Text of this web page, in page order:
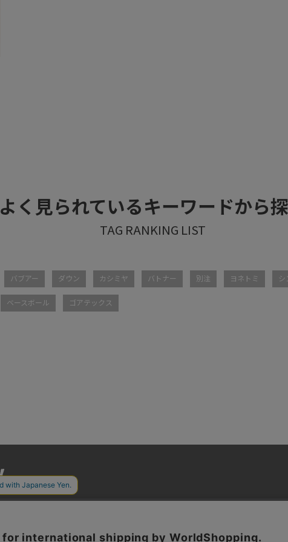
よく見られているキーワードから
バブアー ダウン カシミヤ バトナー 別注 ヨネトミ シ
ベースボール ゴアテックス